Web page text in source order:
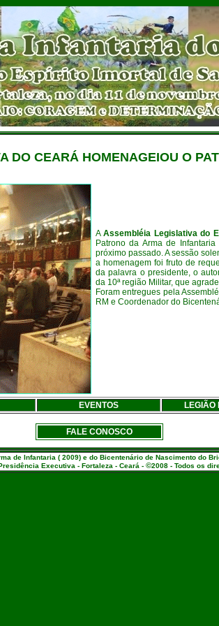
DO CEARÁ HOMENAGEIOU O
AAssembléia Legislativa do
Patrono da Arma de
próximo passado. A sessão
a homenagem foi fruto de
da palavra o presidente, o
da 10ª região Militar, que
Foram entregues pela
RM e Coordenador do
EVENTOS LEGIÃO
FALE CONOSCO
de Infantaria ( 2009) e do Bicentenário de Nascimento do
Executiva - Fortaleza - Ceará - ©2008 - Todos os